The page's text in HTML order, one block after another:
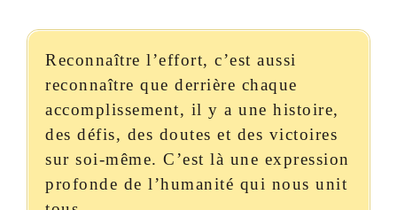
Reconnaître l’effort, c’est aussi
reconnaître que derrière chaque
accomplissement, il y a une histoire,
des défis, des doutes et des victoires
sur soi-même. C’est là une expression
profonde de l’humanité qui nous unit